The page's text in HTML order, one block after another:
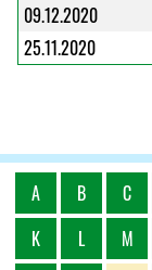
09.12.2020
25.11.2020
A B C
K
L M